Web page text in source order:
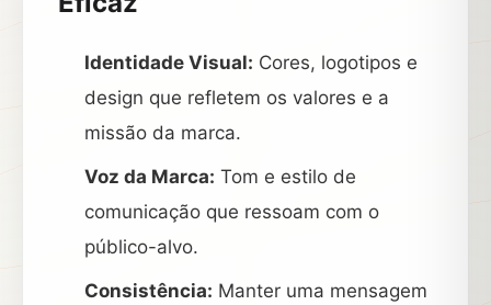
Identidade Visual: Cores, logotipos e
design que refletem os valores e a
missão da marca.
Voz da Marca: Tom e estilo de
comunicação que ressoam com o
público-alvo.
Consistência: Manter uma mensagem